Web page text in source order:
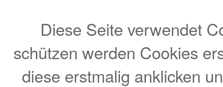
Diese Seite verwendet
schützen werden Cookies
diese erstmalig anklicken